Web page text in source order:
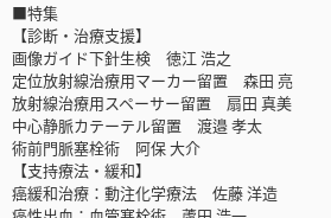
■特集
【診断・治療支援】
画像ガイド下針生検 徳江 浩之
定位放射線治療用マーカー留置 森田 亮
放射線治療用スペーサー留置 扇田 真美
中心静脈カテーテル留置 渡邉 孝太
術前門脈塞栓術 阿保 大介
【支持療法・緩和】
癌緩和治療：動注化学療法 佐藤 洋造